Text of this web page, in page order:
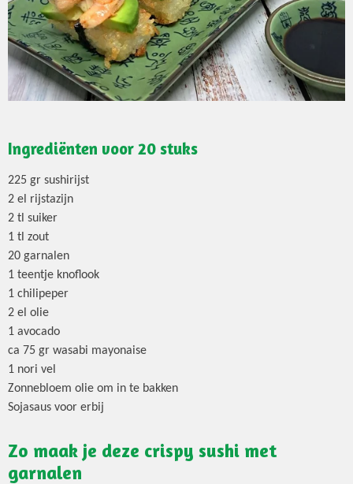
Ingrediënten voor 20 stuks
225 gr sushirijst
2 el rijstazijn
2 tl suiker
1 tl zout
20 garnalen
1 teentje knoflook
1 chilipeper
2 el olie
1 avocado
ca 75 gr wasabi mayonaise
1 nori vel
Zonnebloem olie om in te bakken
Sojasaus voor erbij
Zo maak je deze crispy sushi met
garnalen